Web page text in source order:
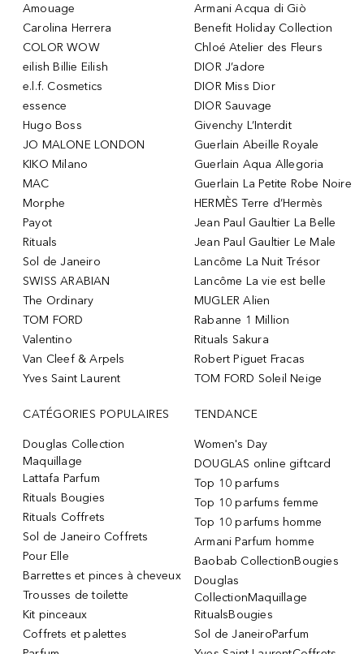
Amouage
Carolina Herrera
COLOR WOW
eilish Billie Eilish
e.l.f. Cosmetics
essence
Hugo Boss
JO MALONE LONDON
KIKO Milano
MAC
Morphe
Payot
Rituals
Sol de Janeiro
SWISS ARABIAN
The Ordinary
TOM FORD
Valentino
Van Cleef & Arpels
Yves Saint Laurent
Armani Acqua di Giò
Benefit Holiday Collection
Chloé Atelier des Fleurs
DIOR J’adore
DIOR Miss Dior
DIOR Sauvage
Givenchy L’Interdit
Guerlain Abeille Royale
Guerlain Aqua Allegoria
Guerlain La Petite Robe Noire
HERMÈS Terre d’Hermès
Jean Paul Gaultier La Belle
Jean Paul Gaultier Le Male
Lancôme La Nuit Trésor
Lancôme La vie est belle
MUGLER Alien
Rabanne 1 Million
Rituals Sakura
Robert Piguet Fracas
TOM FORD Soleil Neige
CATÉGORIES POPULAIRES
Douglas Collection
Maquillage
Lattafa Parfum
Rituals Bougies
Rituals Coffrets
Sol de Janeiro Coffrets
Pour Elle
Barrettes et pinces à cheveux
Trousses de toilette
Kit pinceaux
Coffrets et palettes
TENDANCE
Women's Day
DOUGLAS online giftcard
Top 10 parfums
Top 10 parfums femme
Top 10 parfums homme
Armani Parfum homme
Baobab CollectionBougies
Douglas
CollectionMaquillage
RitualsBougies
Sol de JaneiroParfum